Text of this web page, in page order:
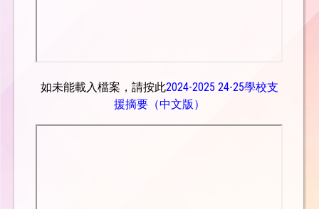
如未能載入檔案，請按此2024-2025 24-25學校支
援摘要（中文版）